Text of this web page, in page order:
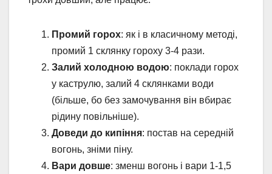
Промий горох: як і в класичному методі,
промий 1 склянку гороху 3-4 рази.
Залий холодною водою: поклади горох
у каструлю, залий 4 склянками води
(більше, бо без замочування він вбирає
рідину повільніше).
Доведи до кипіння: постав на середній
вогонь, зніми піну.
Вари довше: зменш вогонь і вари 1-1,5